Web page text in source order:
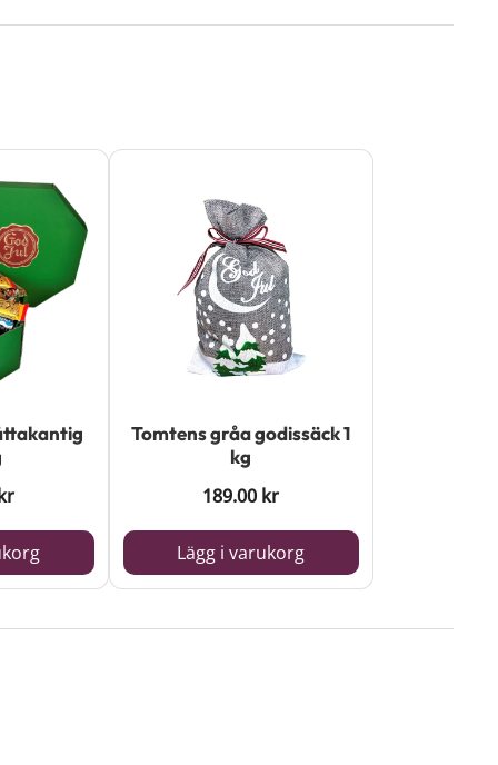
Tomtens gråa godissäck 1
kg
189.00 kr
Lägg i varukorg